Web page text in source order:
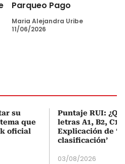
Parqueo Pago
Maria Alejandra Uribe
11/06/2026
su
que
oficial
Puntaje RUI:
letras A1, B2, C1
Explicación de
clasificación’
03/08/2026